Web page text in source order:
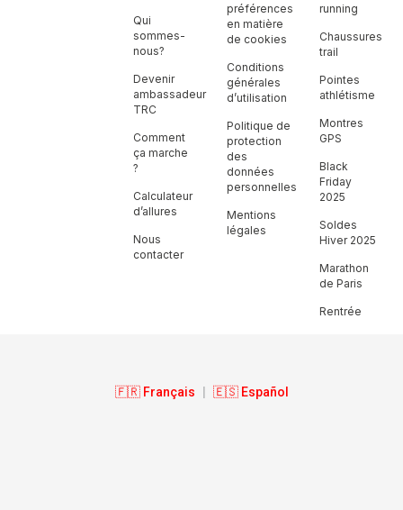
Qui
sommes-
nous?
Devenir
ambassadeur
TRC
Comment
ça marche
?
Calculateur
d’allures
Nous
contacter
préférences
en matière
de cookies
Conditions
générales
d’utilisation
Politique de
protection
des
données
personnelles
Mentions
légales
running
Chaussures
trail
Pointes
athlétisme
Montres
GPS
Black
Friday
2025
Soldes
Hiver 2025
Marathon
de Paris
Rentrée
🇫🇷 Français 🇪🇸 Español